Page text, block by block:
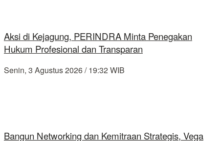
Aksi di Kejagung, PERINDRA Minta Penegakan
Hukum Profesional dan Transparan
Senin, 3 Agustus 2026 / 19:32 WIB
Bangun Networking dan Kemitraan Strategis, Vega